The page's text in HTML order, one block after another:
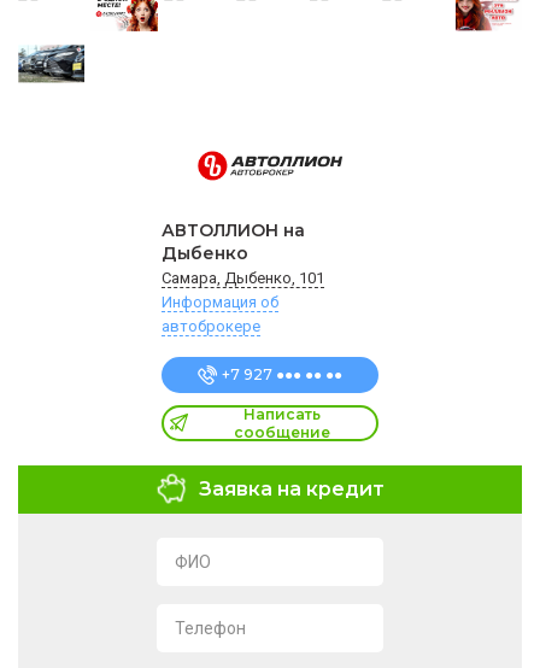
АВТОЛЛИОН на
Дыбенко
Самара, Дыбенко, 101
Информация об
автоброкере
+7 927 ●●● ●● ●●
Написать
сообщение
Заявка на кредит
ФИО
Телефон